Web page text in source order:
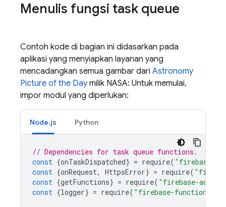
Menulis fungsi task queue
Contoh kode di bagian ini didasarkan pada
aplikasi yang menyiapkan layanan yang
mencadangkan semua gambar dari Astronomy
Picture of the Day milik NASA: Untuk memulai,
impor modul yang diperlukan:
Node.js Python
// Dependencies for task queue functions.
const {onTaskDispatched} = require( "firebase-
const {onRequest, HttpsError} = require(
const {getFunctions} = require( "firebase-
const {logger} = require( "firebase-functions"